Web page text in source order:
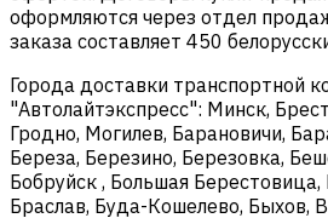
оформляются через отдел
заказа составляет 450
Города доставки транспортной
"Автолайтэкспресс": Минск,
Гродно, Могилев, Барановичи,
Береза, Березино, Березовка,
Бобруйск , Большая Берестовица,
Браслав, Буда-Кошелево, Быхов,